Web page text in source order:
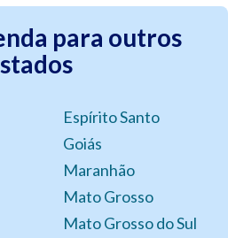
para outros
Espírito Santo
Goiás
Maranhão
Mato Grosso
Mato Grosso do Sul